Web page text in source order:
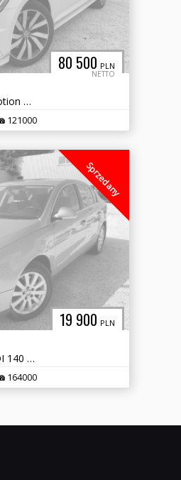
80 500 PLN
NETTO
VW Passat B8 2.0 B-TDI 4-Motion 240 KM Kombi Salon Polska Vat 23%
121000
19 900 PLN
Sprzedany
Volkswagen Passat B6 2.0 TDI 140 KM CR Salon Polska
164000